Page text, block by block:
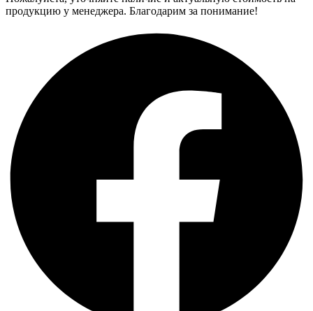
продукцию у менеджера. Благодарим за понимание!